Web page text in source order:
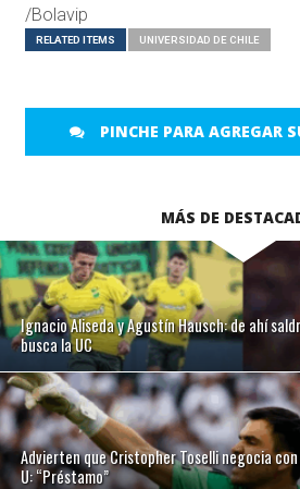
/Bolavip
RELATED ITEMS UNIVERSIDAD DE CHILE
PINCHE PARA AGREGAR
MÁS DE
Ignacio Aliseda y Agustín Hausch: de ahí
busca la UC
Advierten que Cristopher Toselli negocia
U: “Préstamo”